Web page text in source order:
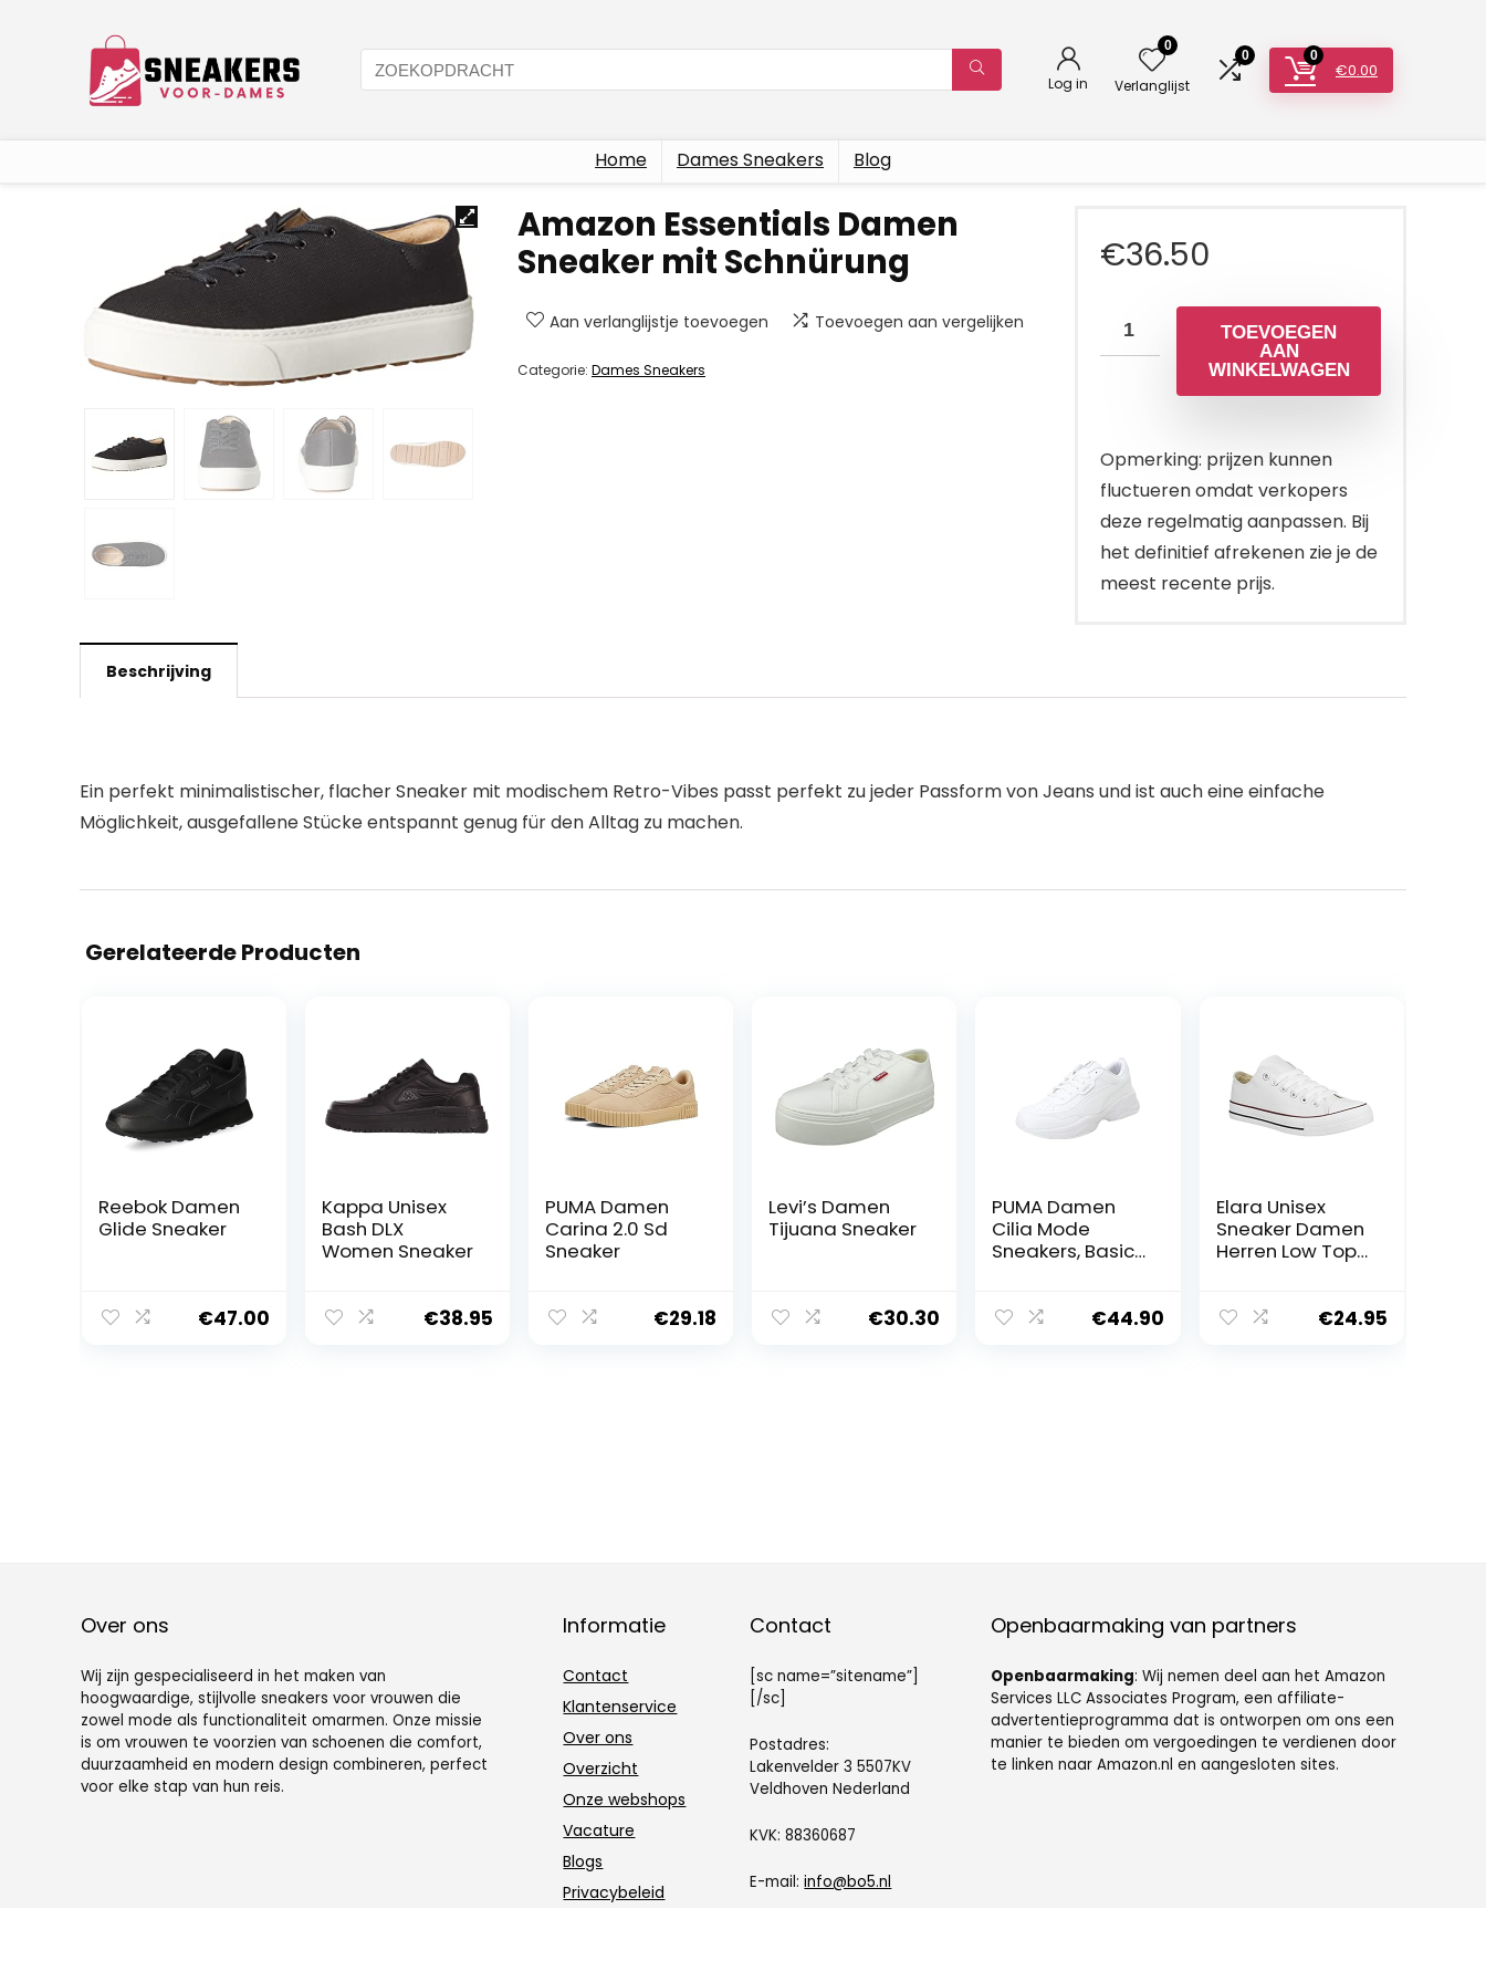
Log in
0
Verlanglijst
0 0
€0.00
Home Dames Sneakers Blog
Amazon Essentials Damen
Sneaker mit Schnürung
Aan verlanglijstje toevoegen Toevoegen aan vergelijken
Categorie: Dames Sneakers
€36.50
TOEVOEGEN
AAN
WINKELWAGEN
Opmerking: prijzen kunnen
fluctueren omdat verkopers
deze regelmatig aanpassen. Bij
het definitief afrekenen zie je de
meest recente prijs.
Beschrijving
Ein perfekt minimalistischer, flacher Sneaker mit modischem Retro-Vibes passt perfekt zu jeder Passform von Jeans und ist auch eine einfache
Möglichkeit, ausgefallene Stücke entspannt genug für den Alltag zu machen.
Gerelateerde Producten
Reebok Damen
Glide Sneaker
€47.00
Kappa Unisex
Bash DLX
Women Sneaker
€38.95
PUMA Damen
Carina 2.0 Sd
Sneaker
€29.18
Levi’s Damen
Tijuana Sneaker
€30.30
PUMA Damen
Cilia Mode
Sneakers, Basic
€44.90
Elara Unisex
Sneaker Damen
Herren Low Top
E-4/E-6
€24.95
Over ons
Wij zijn gespecialiseerd in het maken van
hoogwaardige, stijlvolle sneakers voor vrouwen die
zowel mode als functionaliteit omarmen. Onze missie
is om vrouwen te voorzien van schoenen die comfort,
duurzaamheid en modern design combineren, perfect
voor elke stap van hun reis.
Informatie
Contact
Klantenservice
Over ons
Overzicht
Onze webshops
Vacature
Blogs
Privacybeleid
Contact
[sc name=”sitename”]
[/sc]
Postadres:
Lakenvelder 3 5507KV
Veldhoven Nederland
KVK: 88360687
E-mail:info@bo5.nl
Openbaarmaking van partners
Openbaarmaking: Wij nemen deel aan het Amazon
Services LLC Associates Program, een affiliate-
advertentieprogramma dat is ontworpen om ons een
manier te bieden om vergoedingen te verdienen door
te linken naar Amazon.nl en aangesloten sites.